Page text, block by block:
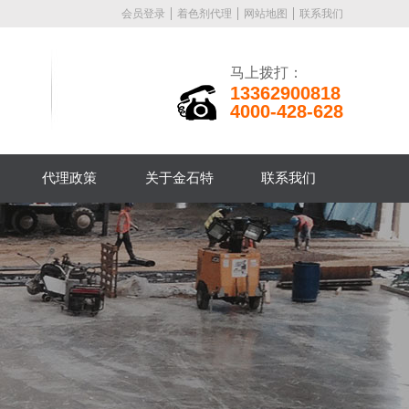
会员登录 着色剂代理 网站地图 联系我们
马上拨打：
13362900818
4000-428-628
代理政策 关于金石特 联系我们